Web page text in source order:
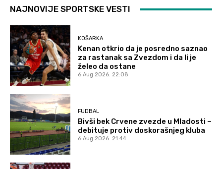
NAJNOVIJE SPORTSKE VESTI
KOŠARKA
Kenan otkrio da je posredno saznao
za rastanak sa Zvezdom i da li je
želeo da ostane
6 Aug 2026. 22:08
FUDBAL
Bivši bek Crvene zvezde u Mladosti –
debituje protiv doskorašnjeg kluba
6 Aug 2026. 21:44